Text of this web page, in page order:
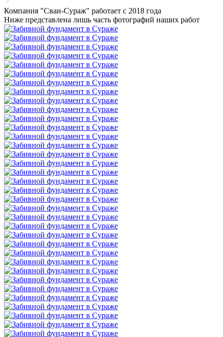
Компания "Сваи-Сураж" работает с 2018 года
Ниже представлена лишь часть фотографий наших работ